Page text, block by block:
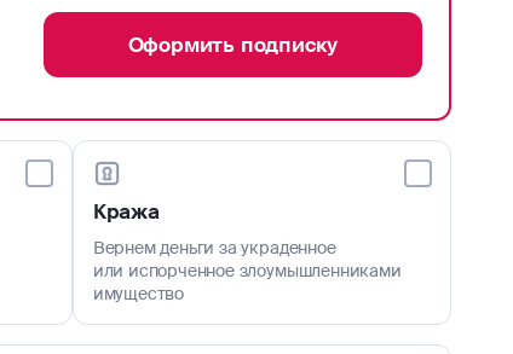
Оформить подписку
Кража
Вернем деньги за украденное
или испорченное злоумышленниками
имущество